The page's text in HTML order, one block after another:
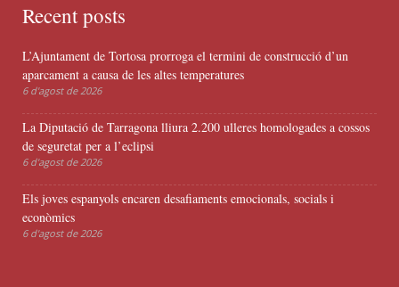
Recent posts
L’Ajuntament de Tortosa prorroga el termini de construcció d’un
aparcament a causa de les altes temperatures
6 d'agost de 2026
La Diputació de Tarragona lliura 2.200 ulleres homologades a cossos
de seguretat per a l’eclipsi
6 d'agost de 2026
Els joves espanyols encaren desafiaments emocionals, socials i
econòmics
6 d'agost de 2026